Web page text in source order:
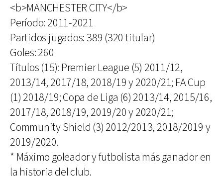
<b>MANCHESTER CITY</b>
Período: 2011-2021
Partidos jugados: 389 (320 titular)
Goles: 260
Títulos (15): Premier League (5) 2011/12,
2013/14, 2017/18, 2018/19 y 2020/21; FA Cup
(1) 2018/19; Copa de Liga (6) 2013/14, 2015/16,
2017/18, 2018/19, 2019/20 y 2020/21;
Community Shield (3) 2012/2013, 2018/2019 y
2019/2020.
* Máximo goleador y futbolista más ganador en
la historia del club.